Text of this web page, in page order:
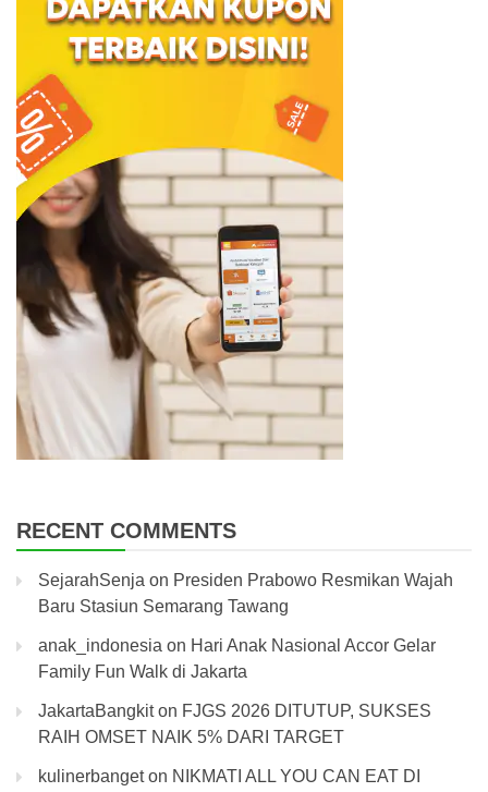
RECENT COMMENTS
SejarahSenja on Presiden Prabowo Resmikan Wajah
Baru Stasiun Semarang Tawang
anak_indonesia on Hari Anak Nasional Accor Gelar
Family Fun Walk di Jakarta
JakartaBangkiton FJGS 2026 DITUTUP, SUKSES
RAIH OMSET NAIK 5% DARI TARGET
kulinerbangeton NIKMATI ALL YOU CAN EAT DI